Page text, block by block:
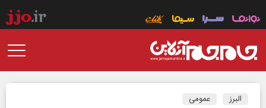
البرز عمومی